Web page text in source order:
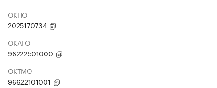
ОКПО
2025170734
ОКАТО
96222501000
ОКТМО
96622101001